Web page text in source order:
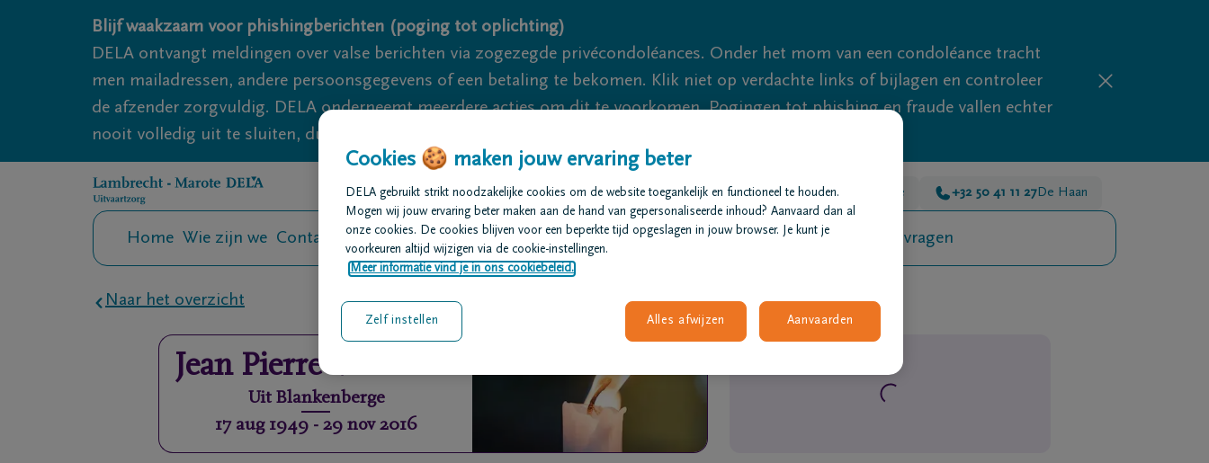
Overslaan en naar inhoud gaan
Blijf waakzaam voor phishingberichten (poging tot oplichting)
DELA ontvangt meldingen over valse berichten via zogezegde privécondoléances. Onder het mom van een condoléance tracht
men mailadressen, andere persoonsgegevens of een betaling te bekomen. Klik niet op verdachte links of bijlagen en controleer
de afzender zorgvuldig. DELA onderneemt meerdere acties om dit te voorkomen. Pogingen tot phishing en fraude vallen echter
nooit volledig uit te sluiten, dus blijf waakzaam.
We zijn er voor je 24u/24 +32 50 41 11 27Blankenberge +32 50 41 11 27De Haan
Home Wie zijn we Contact Uitvaart regelen Overlijdensberichten Ons uitvaartcentrum Veelgestelde vragen
Naar het overzicht
Jean Pierre Vermeire
Uit Blankenberge
17 aug 1949- 29 nov 2016
Cookies 🍪 maken jouw ervaring beter
DELA gebruikt strikt noodzakelijke cookies om de website toegankelijk en functioneel te houden.
Mogen wij jouw ervaring beter maken aan de hand van gepersonaliseerde inhoud? Aanvaard dan al
onze cookies. De cookies blijven voor een beperkte tijd opgeslagen in jouw browser. Je kunt je
voorkeuren altijd wijzigen via de cookie-instellingen.
Meer informatie vind je in ons cookiebeleid.
Alles afwijzen Aanvaarden
Zelf instellen